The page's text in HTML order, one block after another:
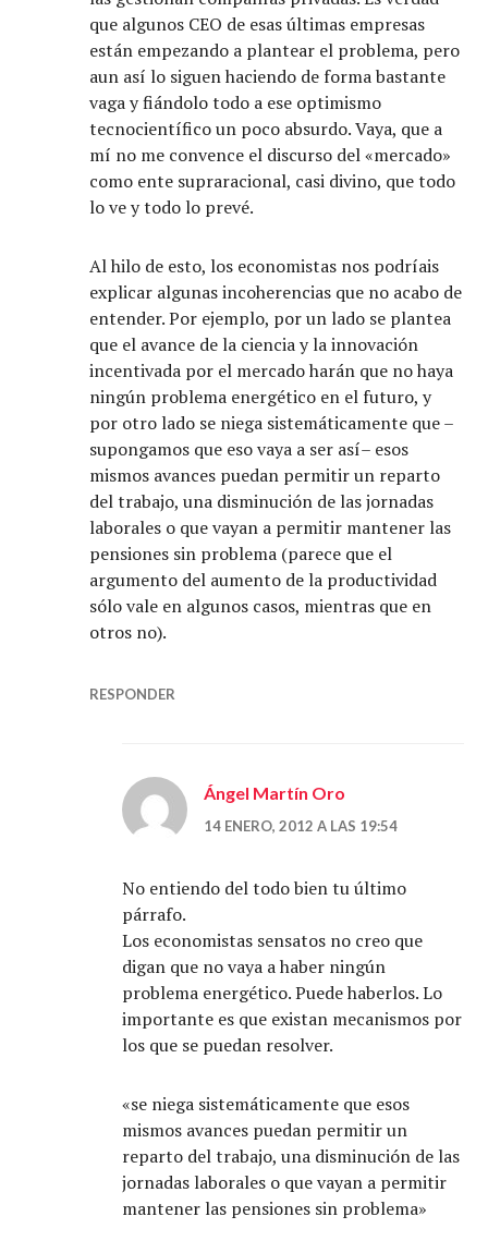
que algunos CEO de esas últimas empresas
están empezando a plantear el problema, pero
aun así lo siguen haciendo de forma bastante
vaga y fiándolo todo a ese optimismo
tecnocientífico un poco absurdo. Vaya, que a
mí no me convence el discurso del «mercado»
como ente supraracional, casi divino, que todo
lo ve y todo lo prevé.
Al hilo de esto, los economistas nos podríais
explicar algunas incoherencias que no acabo de
entender. Por ejemplo, por un lado se plantea
que el avance de la ciencia y la innovación
incentivada por el mercado harán que no haya
ningún problema energético en el futuro, y
por otro lado se niega sistemáticamente que –
supongamos que eso vaya a ser así– esos
mismos avances puedan permitir un reparto
del trabajo, una disminución de las jornadas
laborales o que vayan a permitir mantener las
pensiones sin problema (parece que el
argumento del aumento de la productividad
sólo vale en algunos casos, mientras que en
otros no).
RESPONDER
Ángel Martín Oro
14 ENERO, 2012 A LAS 19:54
No entiendo del todo bien tu último
párrafo.
Los economistas sensatos no creo que
digan que no vaya a haber ningún
problema energético. Puede haberlos. Lo
importante es que existan mecanismos por
los que se puedan resolver.
«se niega sistemáticamente que esos
mismos avances puedan permitir un
reparto del trabajo, una disminución de las
jornadas laborales o que vayan a permitir
mantener las pensiones sin problema»